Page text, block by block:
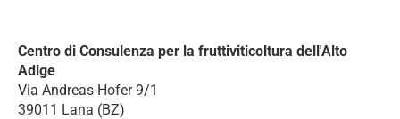
Centro di Consulenza per la fruttiviticoltura dell'Alto
Adige
Via Andreas-Hofer 9/1
39011 Lana (BZ)